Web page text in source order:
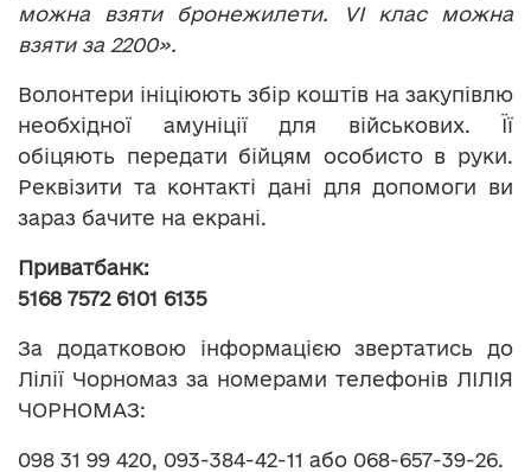
можна взяти бронежилети. VI клас можна
взяти за 2200».
Волонтери ініціюють збір коштів на закупівлю
необхідної амуніції для військових. Її
обіцяють передати бійцям особисто в руки.
Реквізити та контакті дані для допомоги ви
зараз бачите на екрані.
Приватбанк:
5168 7572 6101 6135
За додатковою інформацією звертатись до
Лілії Чорномаз за номерами телефонів ЛІЛІЯ
ЧОРНОМАЗ:
098 31 99 420, 093-384-42-11 або 068-657-39-26.